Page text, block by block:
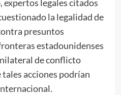
legales citados
la legalidad de
presuntos
estadounidenses
de conflicto
acciones podrían